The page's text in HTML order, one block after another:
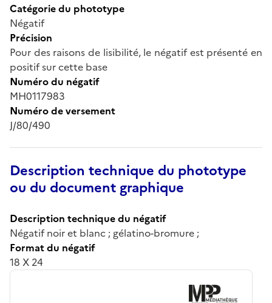
Catégorie du phototype
Négatif
Précision
Pour des raisons de lisibilité, le négatif est présenté en
positif sur cette base
Numéro du négatif
MH0117983
Numéro de versement
J/80/490
Description technique du phototype
ou du document graphique
Description technique du négatif
Négatif noir et blanc ; gélatino-bromure ;
Format du négatif
18 X 24